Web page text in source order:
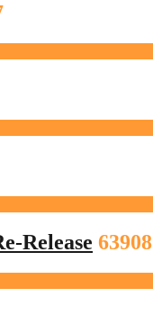
Release 63908